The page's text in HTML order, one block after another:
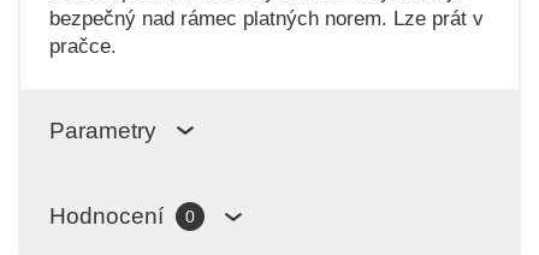
bezpečný nad rámec platných norem. Lze prát v
pračce.
Parametry
Hodnocení 0